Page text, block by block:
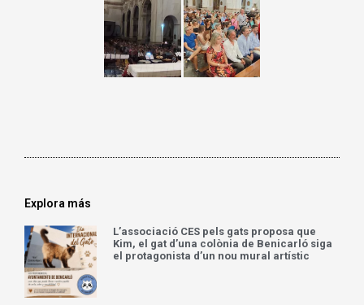
Explora más
L’associació CES pels gats proposa que
Kim, el gat d’una colònia de Benicarló siga
el protagonista d’un nou mural artístic